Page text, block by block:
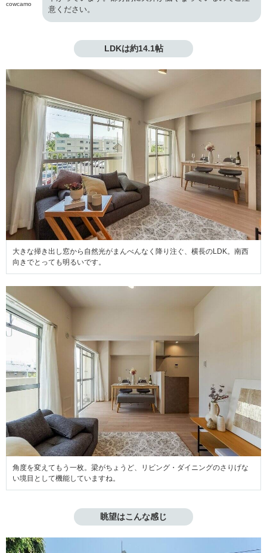
cowcamo
意ください。
LDKは約14.1帖
大きな掃き出し窓から自然光がまんべんなく降り注ぐ、横長のLDK。南西
向きでとっても明るいです。
角度を変えてもう一枚。梁がちょうど、リビング・ダイニングのさりげな
い境目として機能していますね。
眺望はこんな感じ